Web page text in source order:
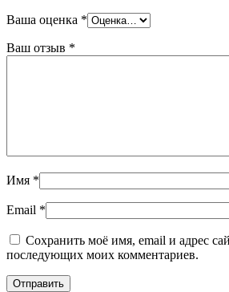
Ваша оценка *
Ваш отзыв *
Имя *
Email *
Сохранить моё имя, email и адрес
последующих моих комментариев.